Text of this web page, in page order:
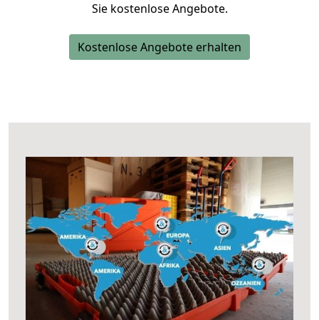
Sie kostenlose Angebote.
Kostenlose Angebote erhalten